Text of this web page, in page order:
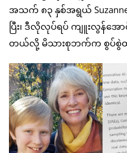
အသက် ၈၃ နှစ်အရွယ်
ပြီး၊ ဒီလိုလုပ်ရပ် ကျူးလွန်အော
တယ်လို့ မိသားစုဘက်က စွပ်စွဲထ